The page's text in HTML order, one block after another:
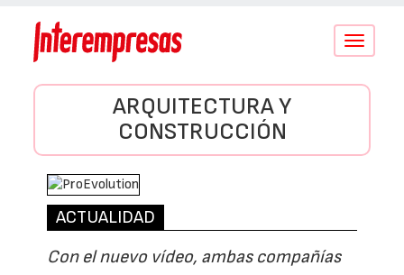
Conmutar
ARQUITECTURA Y
CONSTRUCCIÓN
ACTUALIDAD
Con el nuevo vídeo, ambas compañías